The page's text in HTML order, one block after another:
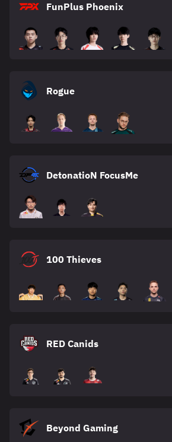
FunPlus Phoenix
Rogue
DetonatioN FocusMe
100 Thieves
RED Canids
Beyond Gaming